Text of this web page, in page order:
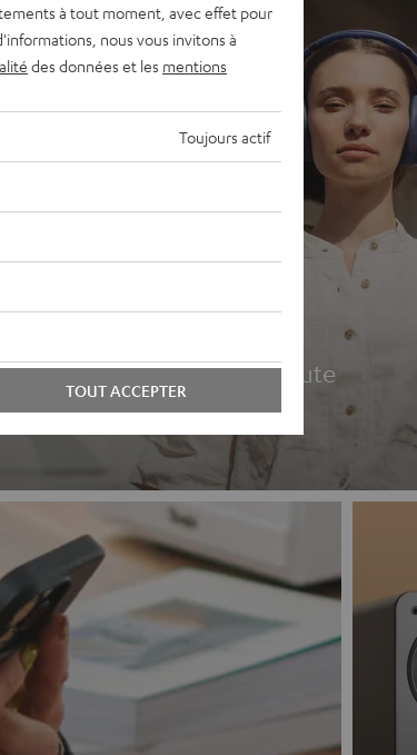
Casques audio
Le son Teufel pour la route
à tout moment, avec effet pour
nous vous invitons à
des données et les mentions
Toujours actif
TOUT ACCEPTER